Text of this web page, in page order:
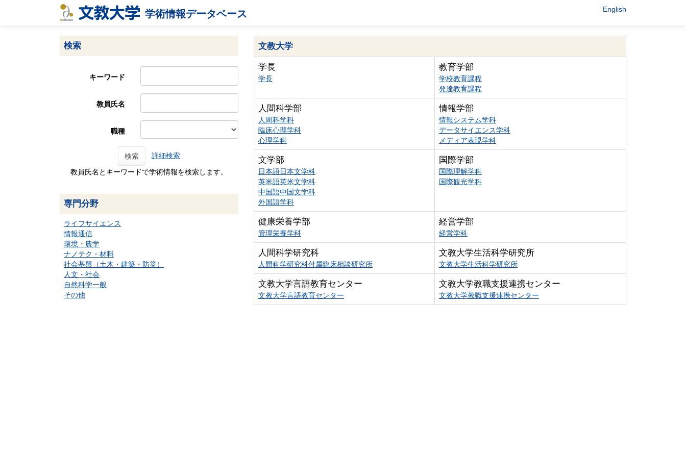
学術情報データベース English
検索
キーワード
教員氏名
職種
検索 詳細検索
教員氏名とキーワードで学術情報を検索します。
専門分野
ライフサイエンス
情報通信
環境・農学
ナノテク・材料
社会基盤（土木・建築・防災）
人文・社会
自然科学一般
その他
文教大学
学長
学長
教育学部
学校教育課程
発達教育課程
人間科学部
人間科学科
臨床心理学科
心理学科
情報学部
情報システム学科
データサイエンス学科
メディア表現学科
文学部
日本語日本文学科
英米語英米文学科
中国語中国文学科
外国語学科
国際学部
国際理解学科
国際観光学科
健康栄養学部
管理栄養学科
経営学部
経営学科
人間科学研究科
人間科学研究科付属臨床相談研究所
文教大学生活科学研究所
文教大学生活科学研究所
文教大学言語教育センター
文教大学言語教育センター
文教大学教職支援連携センター
文教大学教職支援連携センター